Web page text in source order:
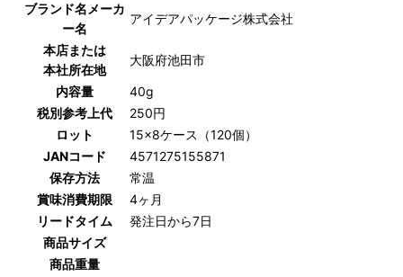
ブランド名メーカ
ー名
アイデアパッケージ株式会社
本店または
本社所在地
大阪府池田市
内容量
40g
税別参考上代
250円
ロット
15×8ケース（120個）
JANコード
4571275155871
保存方法
常温
賞味消費期限
4ヶ月
リードタイム
発注日から7日
商品サイズ
商品重量